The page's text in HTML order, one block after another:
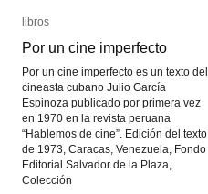
libros
Por un cine imperfecto
Por un cine imperfecto es un texto del
cineasta cubano Julio García
Espinoza publicado por primera vez
en 1970 en la revista peruana
“Hablemos de cine”. Edición del texto
de 1973, Caracas, Venezuela, Fondo
Editorial Salvador de la Plaza,
Colección
libros
Por un cine imperfecto